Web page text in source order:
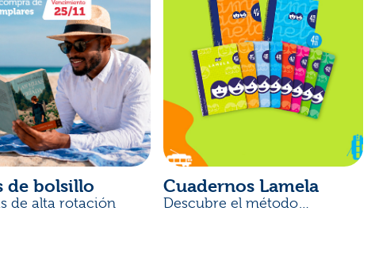
de bolsillo
de alta rotación
Cuadernos Lamela
Descubre el método